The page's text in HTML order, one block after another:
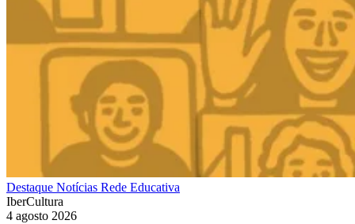
Destaque Notícias Rede Educativa
IberCultura
4 agosto 2026